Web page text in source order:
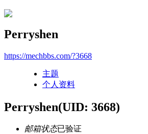
Perryshen
https://mechbbs.com/?3668
主题
个人资料
Perryshen(UID: 3668)
邮箱状态已验证